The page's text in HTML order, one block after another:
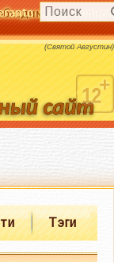
для
и поступай как хочешь.
(Святой Августин)
Тэги